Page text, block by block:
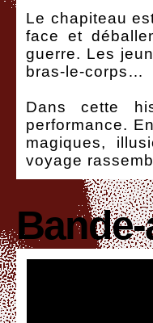
Le chapiteau
face et
guerre. Les
bras-le-corps…
Dans cette
performance.
magiques,
voyage